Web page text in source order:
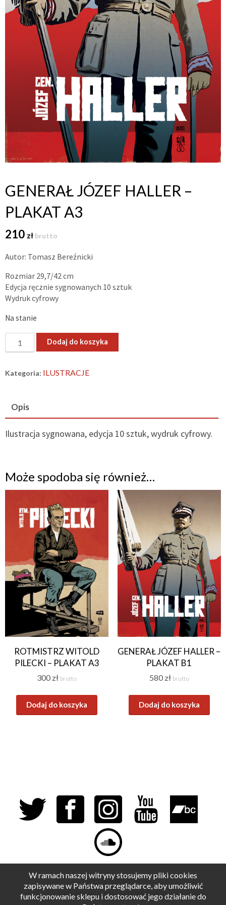
GENERAŁ JÓZEF HALLER –
PLAKAT A3
210 zł brutto
Autor: Tomasz Bereźnicki
Rozmiar 29,7/42 cm
Edycja ręcznie sygnowanych 10 sztuk
Wydruk cyfrowy
Na stanie
Generał
Haller
plakat
Dodaj do koszyka
Kategoria: ILUSTRACJE
Opis
Ilustracja sygnowana, edycja 10 sztuk, wydruk cyfrowy.
Może spodoba się również…
ROTMISTRZ WITOLD
PILECKI – PLAKAT A3
300 zł brutto
Dodaj do koszyka
GENERAŁ JÓZEF HALLER –
PLAKAT B1
580 zł brutto
Dodaj do koszyka
REGULAMIN
POLITYKA PRYWATNOŚCI
W ramach naszej witryny stosujemy pliki cookies
zapisywane w Państwa przeglądarce, aby umożliwić
funkcjonowanie sklepu i dostosować jego działanie do